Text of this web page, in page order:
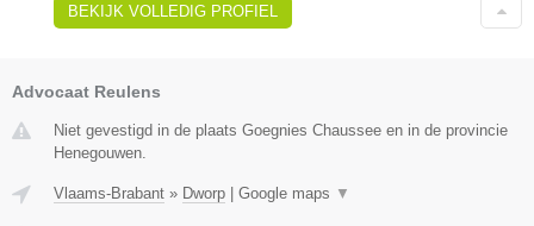
BEKIJK VOLLEDIG PROFIEL
Advocaat Reulens
Niet gevestigd in de plaats Goegnies Chaussee en in de provincie
Henegouwen.
Vlaams-Brabant » Dworp Google maps ▼